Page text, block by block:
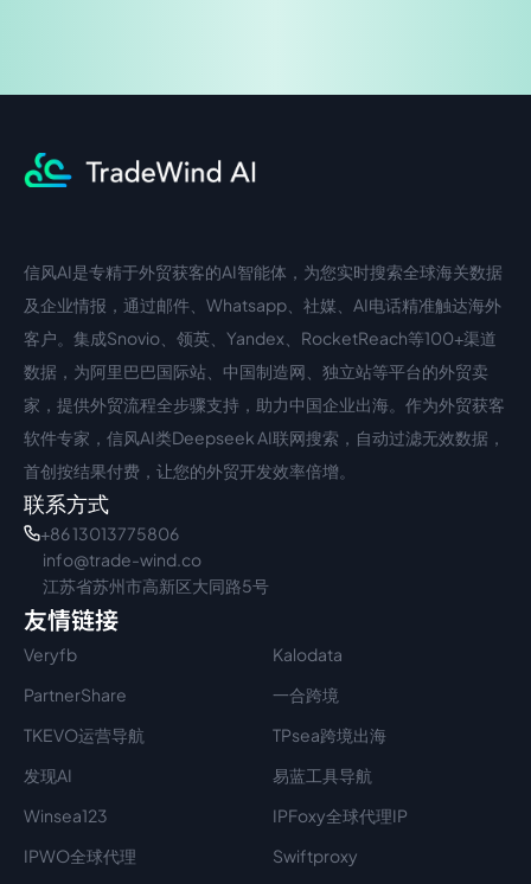
中文入口
信风AI是专精于外贸获客的AI智能体，为您实时搜索全球海关数据
及企业情报，通过邮件、Whatsapp、社媒、AI电话精准触达海外
客户。集成Snovio、领英、Yandex、RocketReach等100+渠道
数据，为阿里巴巴国际站、中国制造网、独立站等平台的外贸卖
家，提供外贸流程全步骤支持，助力中国企业出海。作为外贸获客
软件专家，信风AI类Deepseek AI联网搜索，自动过滤无效数据，
首创按结果付费，让您的外贸开发效率倍增。
联系方式
+86 13013775806
info@trade-wind.co
江苏省苏州市高新区大同路5号
友情链接
Veryfb
Kalodata
PartnerShare
一合跨境
TKEVO运营导航
TPsea跨境出海
发现AI
易蓝工具导航
Winsea123
IPFoxy全球代理IP
IPWO全球代理
Swiftproxy